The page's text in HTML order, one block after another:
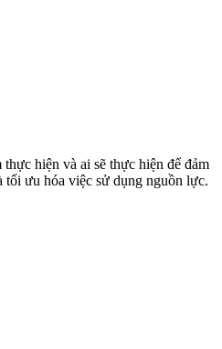
hiện và ai sẽ thực hiện để đảm
tối ưu hóa việc sử dụng nguồn lực.